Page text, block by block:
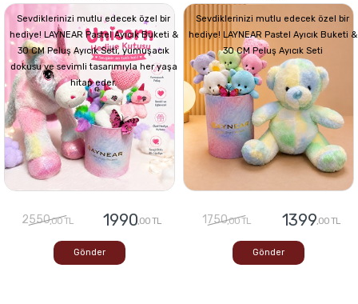
Sevdiklerinizi mutlu edecek özel bir
hediye! LAYNEAR Pastel Ayıcık Buketi &
30 CM Peluş Ayıcık Seti, yumuşacık
dokusu ve sevimli tasarımıyla her yaşa
hitap eder.
2550,00 TL 1990,00 TL
Gönder
Sevdiklerinizi mutlu edecek özel bir
hediye! LAYNEAR Pastel Ayıcık Buketi &
30 CM Peluş Ayıcık Seti
1750,00 TL 1399,00 TL
Gönder